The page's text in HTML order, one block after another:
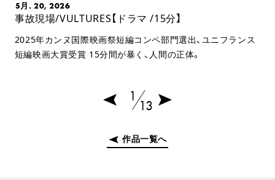
5月. 20, 2026
事故現場/VULTURES【ドラマ /15分】
2025年カンヌ国際映画祭短編コンペ部門選出、ユニフランス
短編映画大賞受賞 15分間が暴く、人間の正体。
1
13
作品一覧へ